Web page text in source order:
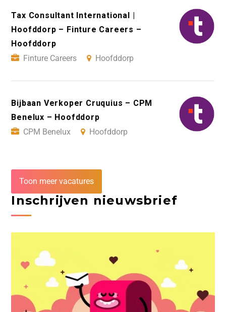
Tax Consultant International |
Hoofddorp – Finture Careers –
Hoofddorp
Finture Careers
Hoofddorp
Bijbaan Verkoper Cruquius – CPM
Benelux – Hoofddorp
CPM Benelux
Hoofddorp
Toon meer vacatures
Inschrijven nieuwsbrief